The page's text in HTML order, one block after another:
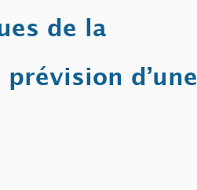
de la
d’une